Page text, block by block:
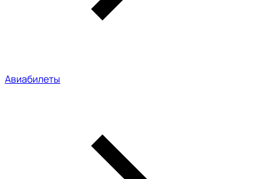
Авиабилеты